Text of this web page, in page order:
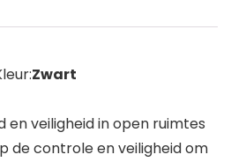
Zwart
en veiligheid in open ruimtes
de controle en veiligheid om